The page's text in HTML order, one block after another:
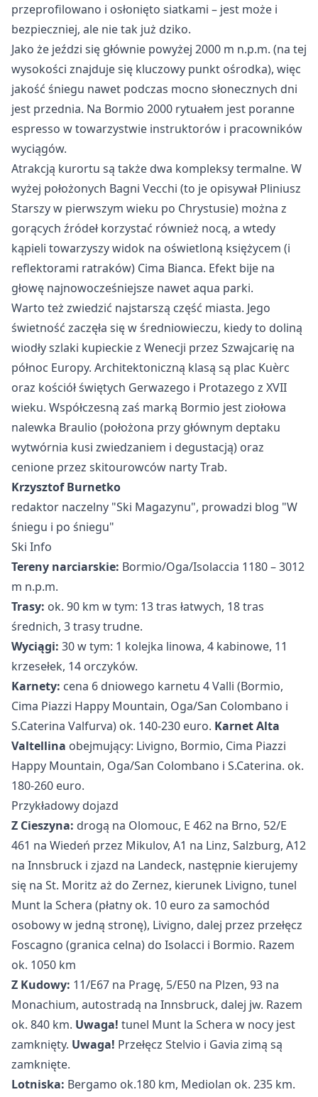
przeprofilowano i osłonięto siatkami – jest może i
bezpieczniej, ale nie tak już dziko.
Jako że jeździ się głównie powyżej 2000 m n.p.m. (na tej
wysokości znajduje się kluczowy punkt ośrodka), więc
jakość śniegu nawet podczas mocno słonecznych dni
jest przednia. Na Bormio 2000 rytuałem jest poranne
espresso w towarzystwie instruktorów i pracowników
wyciągów.
Atrakcją kurortu są także dwa kompleksy termalne. W
wyżej położonych Bagni Vecchi (to je opisywał Pliniusz
Starszy w pierwszym wieku po Chrystusie) można z
gorących źródeł korzystać również nocą, a wtedy
kąpieli towarzyszy widok na oświetloną księżycem (i
reflektorami ratraków) Cima Bianca. Efekt bije na
głowę najnowocześniejsze nawet aqua parki.
Warto też zwiedzić najstarszą część miasta. Jego
świetność zaczęła się w średniowieczu, kiedy to doliną
wiodły szlaki kupieckie z Wenecji przez Szwajcarię na
północ Europy. Architektoniczną klasą są plac Kuèrc
oraz kościół świętych Gerwazego i Protazego z XVII
wieku. Współczesną zaś marką Bormio jest ziołowa
nalewka Braulio (położona przy głównym deptaku
wytwórnia kusi zwiedzaniem i degustacją) oraz
cenione przez skitourowców narty Trab.
Krzysztof Burnetko
redaktor naczelny "Ski Magazynu", prowadzi blog "W
śniegu i po śniegu"
Ski Info
Tereny narciarskie: Bormio/Oga/Isolaccia 1180 – 3012
m n.p.m.
Trasy: ok. 90 km w tym: 13 tras łatwych, 18 tras
średnich, 3 trasy trudne.
Wyciągi: 30 w tym: 1 kolejka linowa, 4 kabinowe, 11
krzesełek, 14 orczyków.
Karnety: cena 6 dniowego karnetu 4 Valli (Bormio,
Cima Piazzi Happy Mountain, Oga/San Colombano i
S.Caterina Valfurva) ok. 140-230 euro. Karnet Alta
Valtellina obejmujący: Livigno, Bormio, Cima Piazzi
Happy Mountain, Oga/San Colombano i S.Caterina. ok.
180-260 euro.
Przykładowy dojazd
Z Cieszyna: drogą na Olomouc, E 462 na Brno, 52/E
461 na Wiedeń przez Mikulov, A1 na Linz, Salzburg, A12
na Innsbruck i zjazd na Landeck, następnie kierujemy
się na St. Moritz aż do Zernez, kierunek Livigno, tunel
Munt la Schera (płatny ok. 10 euro za samochód
osobowy w jedną stronę), Livigno, dalej przez przełęcz
Foscagno (granica celna) do Isolacci i Bormio. Razem
ok. 1050 km
Z Kudowy: 11/E67 na Pragę, 5/E50 na Plzen, 93 na
Monachium, autostradą na Innsbruck, dalej jw. Razem
ok. 840 km. Uwaga! tunel Munt la Schera w nocy jest
zamknięty. Uwaga! Przełęcz Stelvio i Gavia zimą są
zamknięte.
Lotniska: Bergamo ok.180 km, Mediolan ok. 235 km.